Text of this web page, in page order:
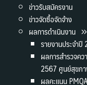
ข่าวรับสมัครงาน
ข่าวจัดซื้อจัดจ้าง
ผลการดำเนินงาน
รายงานประจำ
ผลการสำรวจค
2567 ศูนย์สุขภ
ผลคะแนน